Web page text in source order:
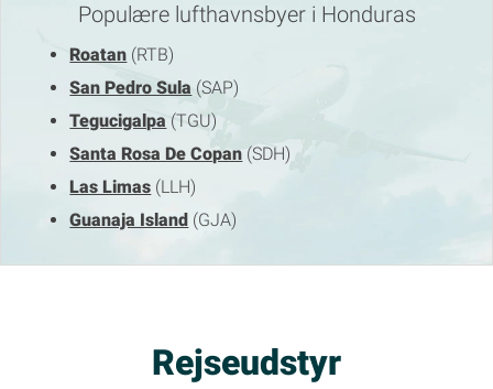
Populære lufthavnsbyer i Honduras
Roatan (RTB)
San Pedro Sula (SAP)
Tegucigalpa (TGU)
Santa Rosa De Copan (SDH)
Las Limas (LLH)
Guanaja Island (GJA)
Rejseudstyr